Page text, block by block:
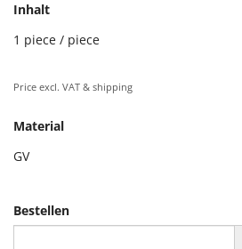
Inhalt
1 piece / piece
Price excl. VAT & shipping
Material
GV
Bestellen